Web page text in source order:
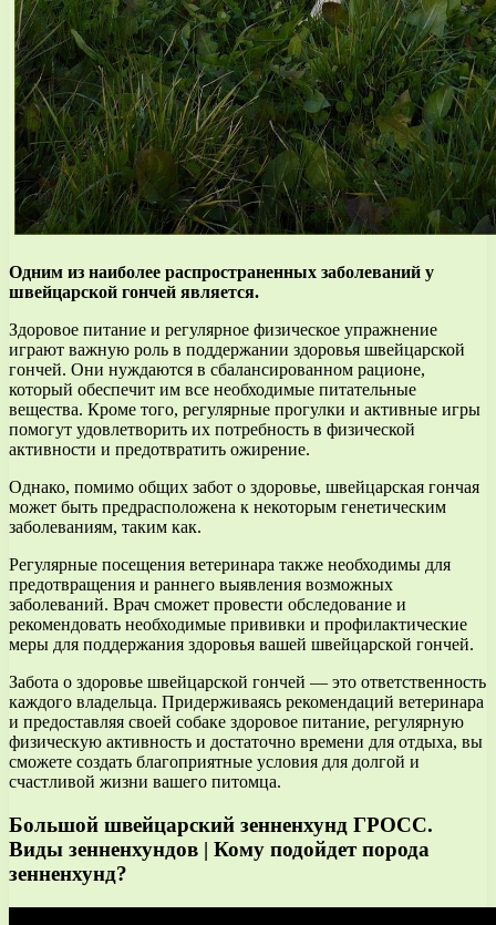
Одним из наиболее распространенных заболеваний у
швейцарской гончей является.
Здоровое питание и регулярное физическое упражнение
играют важную роль в поддержании здоровья швейцарской
гончей. Они нуждаются в сбалансированном рационе,
который обеспечит им все необходимые питательные
вещества. Кроме того, регулярные прогулки и активные игры
помогут удовлетворить их потребность в физической
активности и предотвратить ожирение.
Однако, помимо общих забот о здоровье, швейцарская гончая
может быть предрасположена к некоторым генетическим
заболеваниям, таким как.
Регулярные посещения ветеринара также необходимы для
предотвращения и раннего выявления возможных
заболеваний. Врач сможет провести обследование и
рекомендовать необходимые прививки и профилактические
меры для поддержания здоровья вашей швейцарской гончей.
Забота о здоровье швейцарской гончей — это ответственность
каждого владельца. Придерживаясь рекомендаций ветеринара
и предоставляя своей собаке здоровое питание, регулярную
физическую активность и достаточно времени для отдыха, вы
сможете создать благоприятные условия для долгой и
счастливой жизни вашего питомца.
Большой швейцарский зенненхунд ГРОСС.
Виды зенненхундов | Кому подойдет порода
зенненхунд?